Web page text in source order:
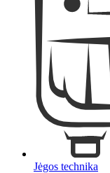
Jėgos technika